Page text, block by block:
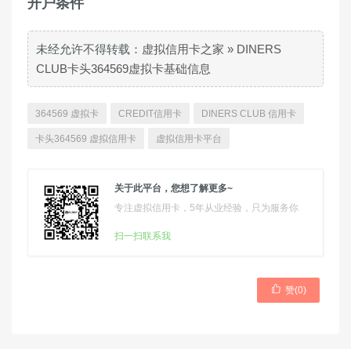
开户条件
未经允许不得转载： 虚拟信用卡之家 » DINERS
CLUB卡头364569虚拟卡基础信息
364569 虚拟卡 CREDIT信用卡 DINERS CLUB 信用卡
卡头364569 虚拟信用卡 虚拟信用卡平台
关于此平台，您想了解更多~
专注虚拟信用卡，5年从业经验，只为服务你
扫一扫联系我
 赞(0)